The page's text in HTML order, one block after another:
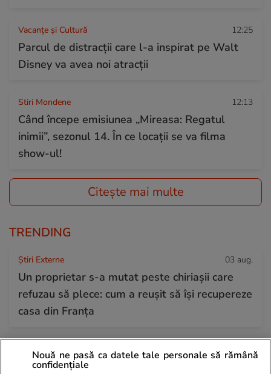
Vacanțe și Cultură 12:25
Parcul de distracții care l-a inspirat pe Walt
Disney va avea noi atracții
Stiri Mondene 12:13
Când începe emisiunea „Mireasa: Regatul
inimii”, sezonul 14. În ce locații se va filma
show-ul!
Citește mai multe
TRENDING
Știri Externe 03 aug.
Un proprietar s-a mutat peste chiriașii care
refuzau să plece: cum a reușit să își recupereze
casa din Franța
Bani și Afaceri 07:44
Cât costă un litru de benzină și motorină,
Nouă ne pasă ca datele tale personale să rămână
confidențiale